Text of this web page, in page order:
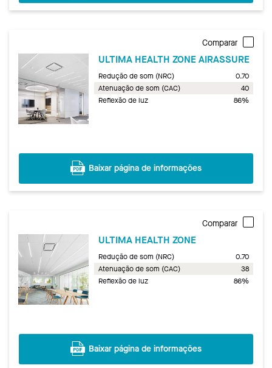
Comparar
ULTIMA HEALTH ZONE AIRASSURE
Redução de som (NRC)
0.70
Atenuação de som (CAC)
40
Reflexão de luz
86%
Baixar página de informações
Comparar
ULTIMA HEALTH ZONE
Redução de som (NRC)
0.70
Atenuação de som (CAC)
38
Reflexão de luz
86%
Baixar página de informações